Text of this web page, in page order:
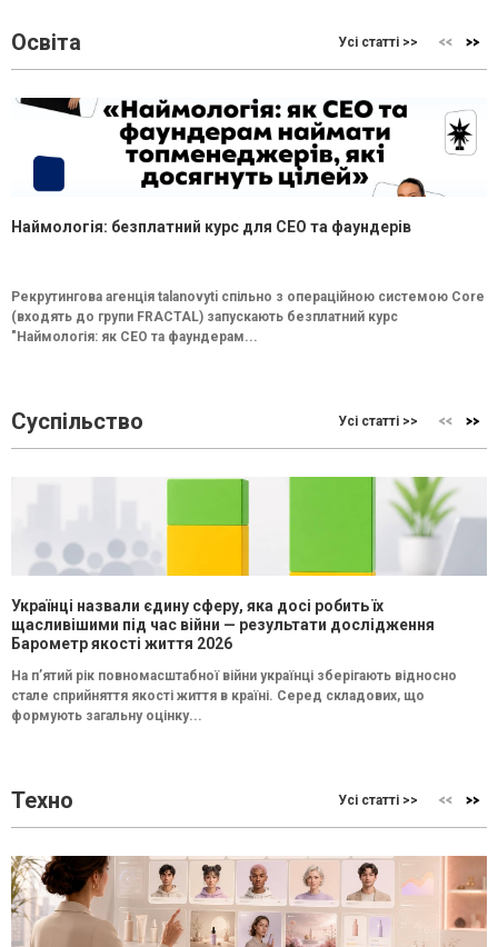
Освіта Усі статті >>
Наймологія: безплатний курс для CEO та фаундерів
Рекрутингова агенція talanovyti спільно з операційною системою Core
(входять до групи FRACTAL) запускають безплатний курс
"Наймологія: як СEO та фаундерам...
Суспільство Усі статті >>
Українці назвали єдину сферу, яка досі робить їх
щасливішими під час війни — результати дослідження
Барометр якості життя 2026
На п’ятий рік повномасштабної війни українці зберігають відносно
стале сприйняття якості життя в країні. Серед складових, що
формують загальну оцінку...
Техно Усі статті >>